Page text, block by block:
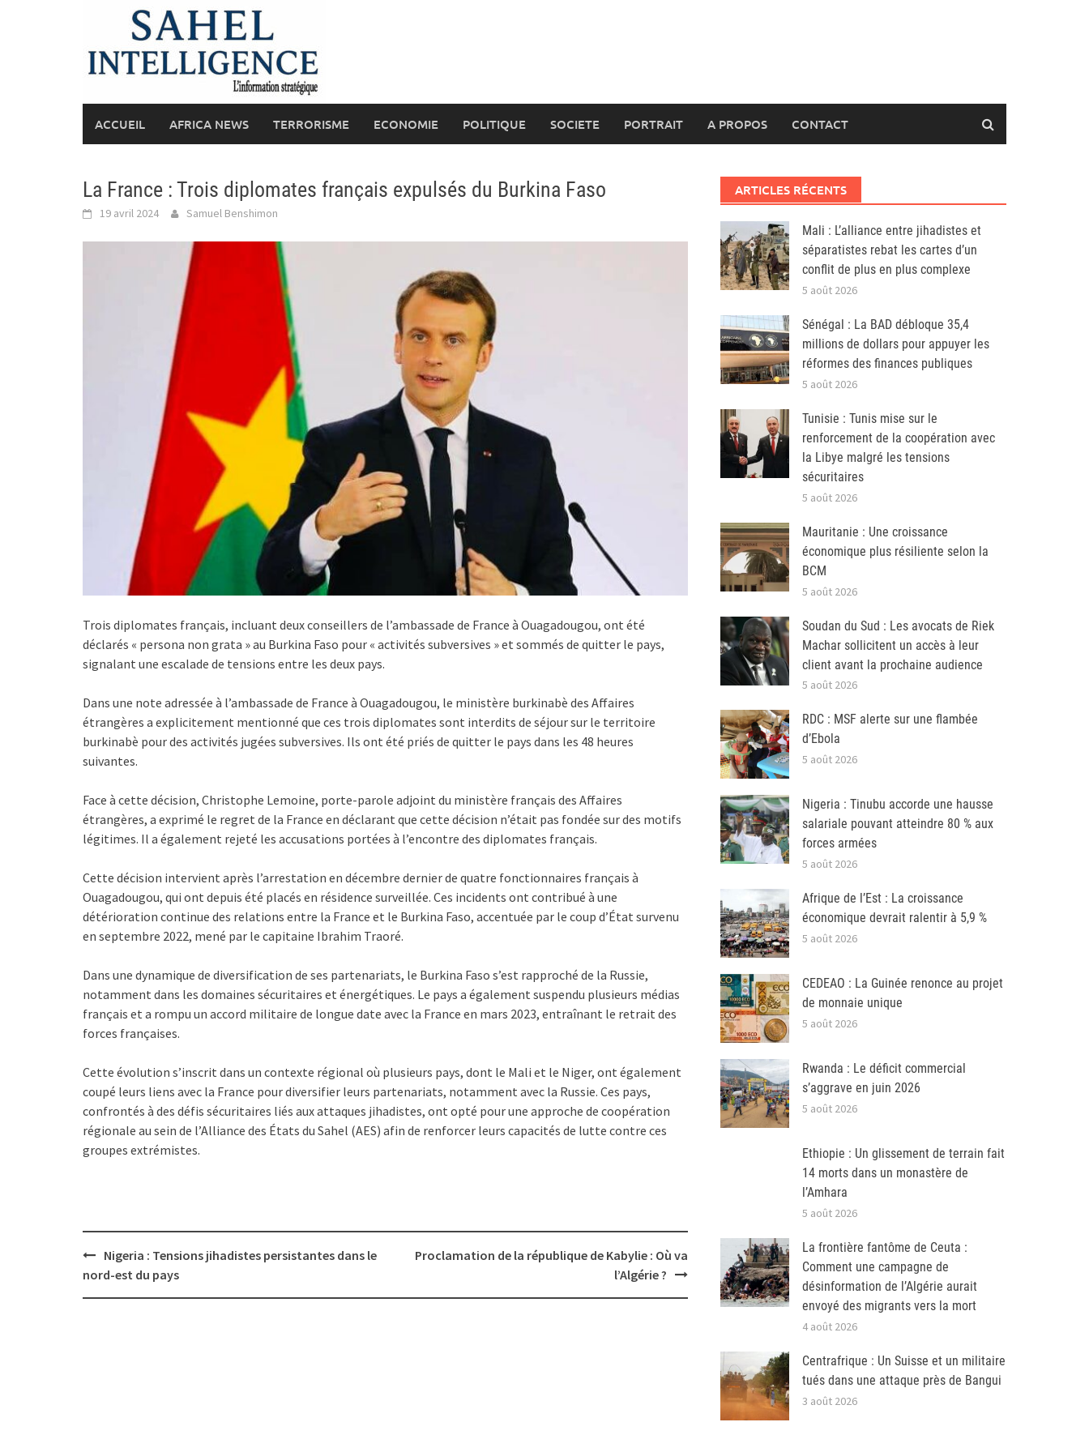
ACCUEIL AFRICA NEWS TERRORISME ECONOMIE POLITIQUE SOCIETE PORTRAIT A PROPOS CONTACT
La France : Trois diplomates français expulsés du Burkina Faso
19 avril 2024 Samuel Benshimon
Trois diplomates français, incluant deux conseillers de l’ambassade de France à Ouagadougou, ont été
déclarés « persona non grata » au Burkina Faso pour « activités subversives » et sommés de quitter le pays,
signalant une escalade de tensions entre les deux pays.
Dans une note adressée à l’ambassade de France à Ouagadougou, le ministère burkinabè des Affaires
étrangères a explicitement mentionné que ces trois diplomates sont interdits de séjour sur le territoire
burkinabè pour des activités jugées subversives. Ils ont été priés de quitter le pays dans les 48 heures
suivantes.
Face à cette décision, Christophe Lemoine, porte-parole adjoint du ministère français des Affaires
étrangères, a exprimé le regret de la France en déclarant que cette décision n’était pas fondée sur des motifs
légitimes. Il a également rejeté les accusations portées à l’encontre des diplomates français.
Cette décision intervient après l’arrestation en décembre dernier de quatre fonctionnaires français à
Ouagadougou, qui ont depuis été placés en résidence surveillée. Ces incidents ont contribué à une
détérioration continue des relations entre la France et le Burkina Faso, accentuée par le coup d’État survenu
en septembre 2022, mené par le capitaine Ibrahim Traoré.
Dans une dynamique de diversification de ses partenariats, le Burkina Faso s’est rapproché de la Russie,
notamment dans les domaines sécuritaires et énergétiques. Le pays a également suspendu plusieurs médias
français et a rompu un accord militaire de longue date avec la France en mars 2023, entraînant le retrait des
forces françaises.
Cette évolution s’inscrit dans un contexte régional où plusieurs pays, dont le Mali et le Niger, ont également
coupé leurs liens avec la France pour diversifier leurs partenariats, notamment avec la Russie. Ces pays,
confrontés à des défis sécuritaires liés aux attaques jihadistes, ont opté pour une approche de coopération
régionale au sein de l’Alliance des États du Sahel (AES) afin de renforcer leurs capacités de lutte contre ces
groupes extrémistes.
Post
navigation
Nigeria : Tensions jihadistes persistantes dans le
nord-est du pays
Proclamation de la république de Kabylie : Où va
l’Algérie ?
ARTICLES RÉCENTS
Mali : L’alliance entre jihadistes et
séparatistes rebat les cartes d’un
conflit de plus en plus complexe
5 août 2026
Sénégal : La BAD débloque 35,4
millions de dollars pour appuyer les
réformes des finances publiques
5 août 2026
Tunisie : Tunis mise sur le
renforcement de la coopération avec
la Libye malgré les tensions
sécuritaires
5 août 2026
Mauritanie : Une croissance
économique plus résiliente selon la
BCM
5 août 2026
Soudan du Sud : Les avocats de Riek
Machar sollicitent un accès à leur
client avant la prochaine audience
5 août 2026
RDC : MSF alerte sur une flambée
d’Ebola
5 août 2026
Nigeria : Tinubu accorde une hausse
salariale pouvant atteindre 80 % aux
forces armées
5 août 2026
Afrique de l’Est : La croissance
économique devrait ralentir à 5,9 %
5 août 2026
CEDEAO : La Guinée renonce au projet
de monnaie unique
5 août 2026
Rwanda : Le déficit commercial
s’aggrave en juin 2026
5 août 2026
Ethiopie : Un glissement de terrain fait
14 morts dans un monastère de
l’Amhara
5 août 2026
La frontière fantôme de Ceuta :
Comment une campagne de
désinformation de l’Algérie aurait
envoyé des migrants vers la mort
4 août 2026
Centrafrique : Un Suisse et un militaire
tués dans une attaque près de Bangui
3 août 2026